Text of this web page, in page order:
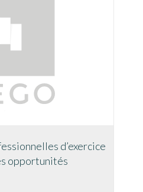
d’exercice
opportunités